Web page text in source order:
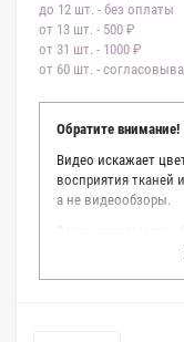
до 12 шт. - без оплаты
от 13 шт. - 500 ₽
от 31 шт. - 1000 ₽
от 60 шт. -
Обратите внимание!
Видео искажает
восприятия тканей
а не видеообзоры.
Мы делаем все
ткани из нашего